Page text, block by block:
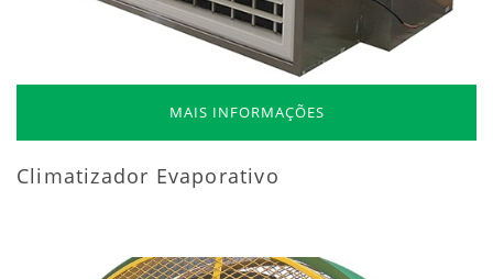
MAIS INFORMAÇÕES
Climatizador Evaporativo